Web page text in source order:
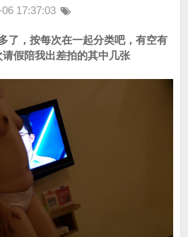
17:37:03
了，按每次在一起分类吧，有空有
假陪我出差拍的其中几张